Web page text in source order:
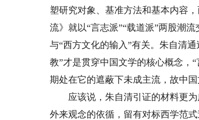
塑研究对象、基准方法和基本内容
流》就以“言志派”“载道派”两股潮
与“西方文化的输入”有关。朱自清
教”才是贯穿中国文学的核心概念，
期处在它的遮蔽下未成主流，故中国
应该说，朱自清引证的材料更为
外来观念的依循，留有对标西学范